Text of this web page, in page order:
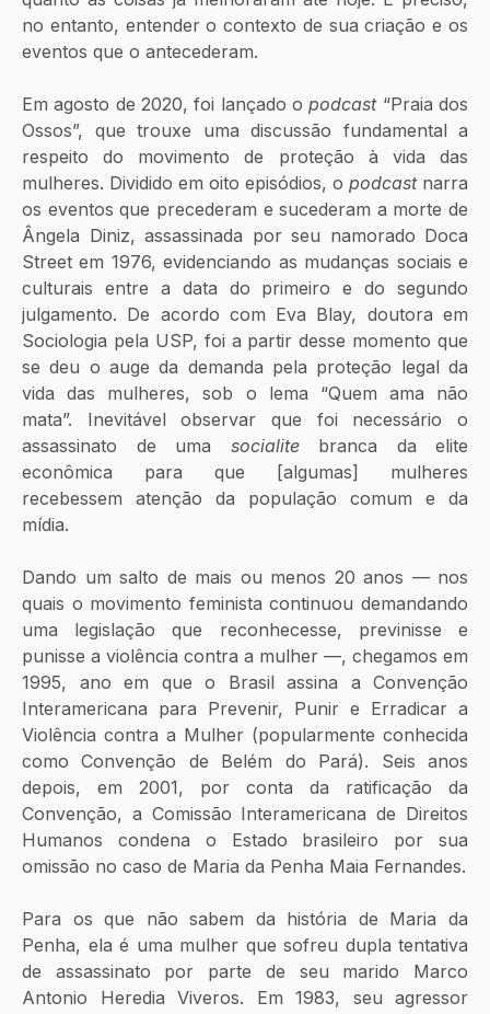
no entanto, entender o contexto de sua criação e os
eventos que o antecederam.
Em agosto de 2020, foi lançado o podcast “Praia dos
Ossos”, que trouxe uma discussão fundamental a
respeito do movimento de proteção à vida das
mulheres. Dividido em oito episódios, o podcast narra
os eventos que precederam e sucederam a morte de
Ângela Diniz, assassinada por seu namorado Doca
Street em 1976, evidenciando as mudanças sociais e
culturais entre a data do primeiro e do segundo
julgamento. De acordo com Eva Blay, doutora em
Sociologia pela USP, foi a partir desse momento que
se deu o auge da demanda pela proteção legal da
vida das mulheres, sob o lema “Quem ama não
mata”. Inevitável observar que foi necessário o
assassinato de uma socialite branca da elite
econômica para que [algumas] mulheres
recebessem atenção da população comum e da
mídia.
Dando um salto de mais ou menos 20 anos — nos
quais o movimento feminista continuou demandando
uma legislação que reconhecesse, previnisse e
punisse a violência contra a mulher —, chegamos em
1995, ano em que o Brasil assina a Convenção
Interamericana para Prevenir, Punir e Erradicar a
Violência contra a Mulher (popularmente conhecida
como Convenção de Belém do Pará). Seis anos
depois, em 2001, por conta da ratificação da
Convenção, a Comissão Interamericana de Direitos
Humanos condena o Estado brasileiro por sua
Para os que não sabem da história de Maria da
Penha, ela é uma mulher que sofreu dupla tentativa
de assassinato por parte de seu marido Marco
Antonio Heredia Viveros. Em 1983, seu agressor